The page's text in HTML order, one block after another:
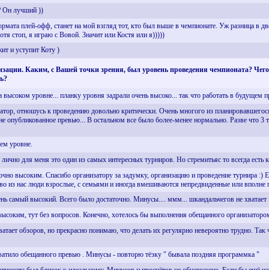
Он лучший ))
плей-офф, станет на мой взгляд тот, кто был выше в чемпионате. Уж разница в
стоп, я играю с Вовой. Значит или Костя или я)))))
и уступит Коту )
Каким, с Вашей точки зрения, был уровень проведения чемпионата?
высоком уровне... планку уровня задрали очень высоко... так что работать в будущем
отношусь к проведению довольно критически. Очень многого из
опубликованное превью... В остальном все было более-менее нормально. Разве что
уровне.
для меня это один из самых интересных турниров. Но стремитьяс то всегда
высоким. Спасибо организатору за задумку, организацию и проведение турнира
из нас люди взрослые, с семьями и иногда вмешиваются непредвиденные или вполне
самый высокий. Всего было достаточно. Минусы.... ммм... шкандальчегов не
тут без вопросов. Конечно, хотелось бы выполнения обещанного
обзоров, но прекрасно понимаю, что делать их регулярно невероятно трудно.
обещанного превью . Минусы - повторю тёзку " бывала поздняя программка "